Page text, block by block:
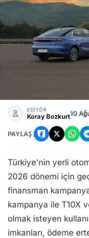
Ağustos 2026 Togg
EDİTÖR
Koray Bozkurt10
PAYLAŞ
Türkiye'nin yerli
2026 dönemi için
finansman
kampanya ile T10X
olmak isteyen
imkanları, ödeme